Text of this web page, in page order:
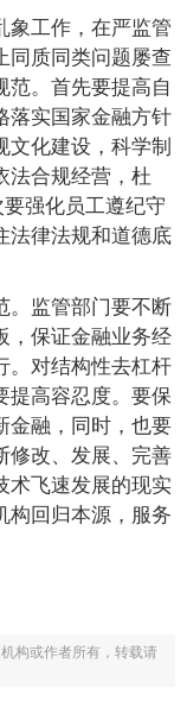
象工作，在严监管
同质同类问题屡查
范。首先要提高自
落实国家金融方针
文化建设，科学制
法合规经营，杜
强化员工遵纪守
法律法规和道德底
。监管部门要不断
，保证金融业务经
。对结构性去杠杆
提高容忍度。要保
金融，同时，也要
修改、发展、完善
术飞速发展的现实
构回归本源，服务
构或作者所有，转载请